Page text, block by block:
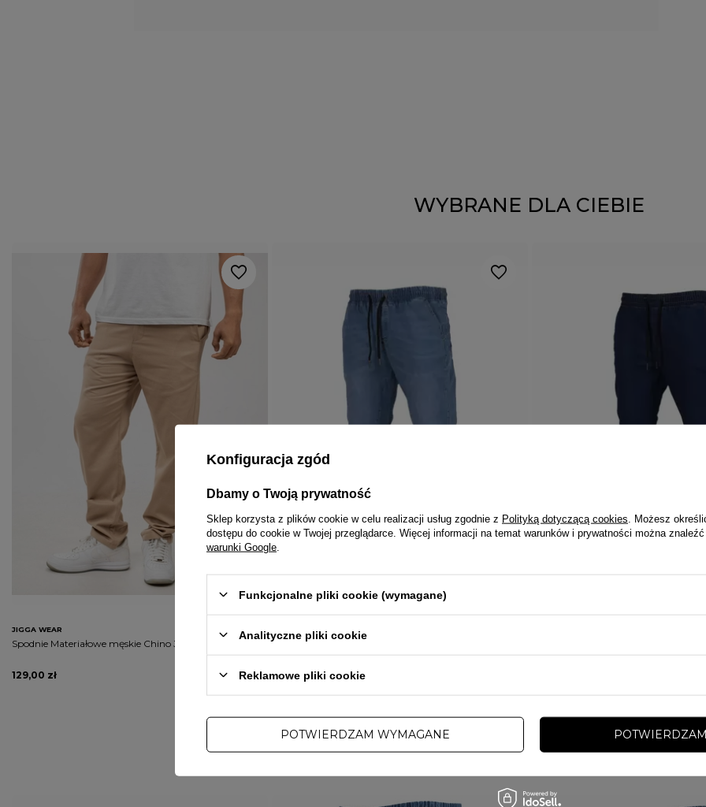
WYBRANE DLA CIEBIE
JIGGA WEAR
Spodnie Materiałowe męskie Chino Jigga Wear beżowe
129,00 zł
PROMOCJA
Spodnie męskie jogger Moro Sport Blue Moro Jeans
119,00 zł
101,20 zł
INNE TEJ SAMEJ MARKI
Konfiguracja zgód
Dbamy o Twoją prywatność
Sklep korzysta z plików cookie w celu realizacji usług zgodnie z Polityką dotyczącą cookies . Możesz
dostępu do cookie w Twojej przeglądarce. Więcej informacji na temat warunków i prywatności można
warunki Google
Funkcjonalne pliki cookie (wymagane)
Analityczne pliki cookie
Reklamowe pliki cookie
POTWIERDZAM WYMAGANE